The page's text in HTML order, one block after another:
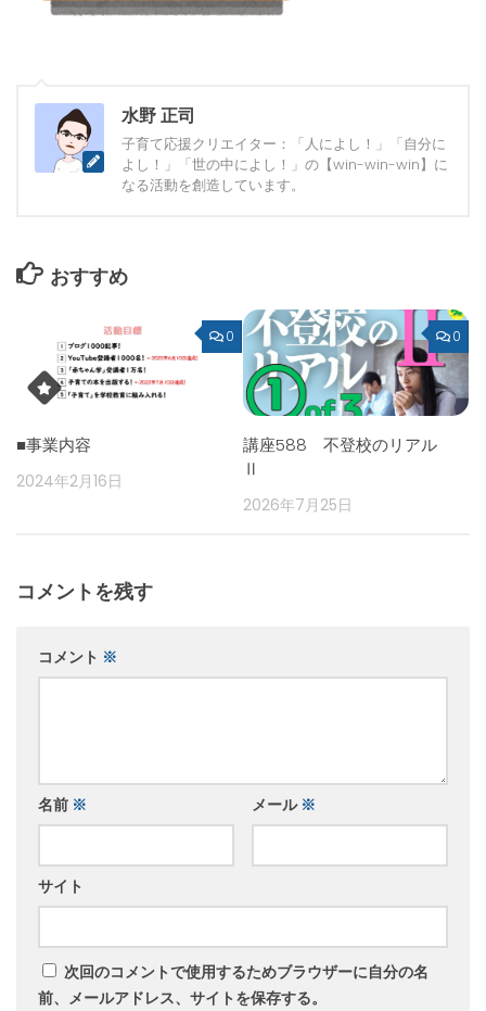
水野 正司
子育て応援クリエイター：「人によし！」「自分に
よし！」「世の中によし！」の【win-win-win】に
なる活動を創造しています。
おすすめ
0
■事業内容
2024年2月16日
0
講座588 不登校のリアル
Ⅱ
2026年7月25日
コメントを残す
コメント ※
名前 ※ メール ※
サイト
次回のコメントで使用するためブラウザーに自分の名
前、メールアドレス、サイトを保存する。